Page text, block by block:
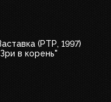
(РТР, 1997)
в корень"